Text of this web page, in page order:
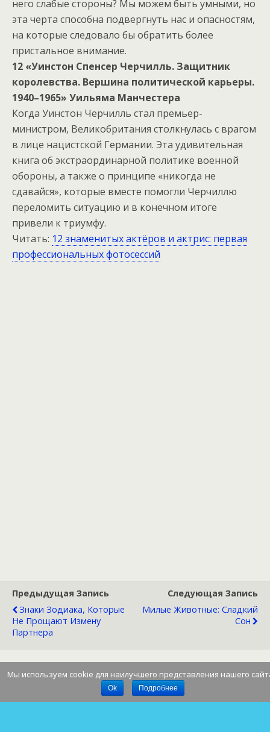
него слабые стороны? Мы можем быть умными, но
эта черта способна подвергнуть нас и опасностям,
на которые следовало бы обратить более
пристальное внимание.
12 «Уинстон Спенсер Черчилль. Защитник
королевства. Вершина политической карьеры.
1940–1965» Уильяма Манчестера
Когда Уинстон Черчилль стал премьер-
министром, Великобритания столкнулась с врагом
в лице нацистской Германии. Эта удивительная
книга об экстраординарной политике военной
обороны, а также о принципе «никогда не
сдавайся», которые вместе помогли Черчиллю
переломить ситуацию и в конечном итоге
привели к триумфу.
Читать: 12 знаменитых актёров и актрис: первая
профессиональных фотосессий
Предыдущая Запись
Знаки Зодиака, Которые
Не Прощают Измену
Партнера
Следующая Запись
Милые Животные: Сладкий
Сон
Мы используем cookie для наилучшего представления нашего
Ok Подробнее
Наверх